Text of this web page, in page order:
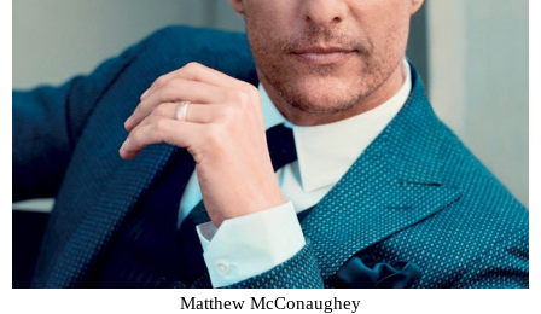
Matthew McConaughey